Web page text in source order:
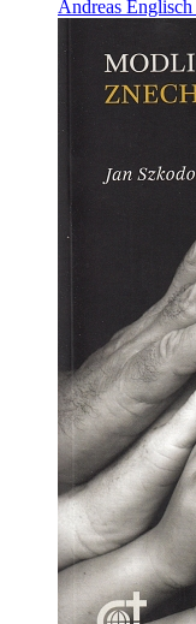
Andreas Englisch